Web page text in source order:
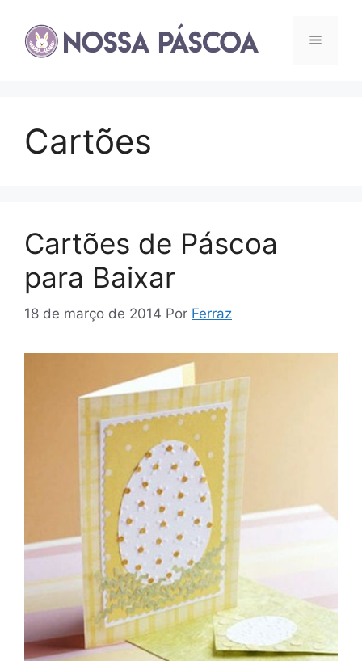
para
Menu
Cartões
Cartões de Páscoa
para Baixar
18 de março de 2014 Por Ferraz